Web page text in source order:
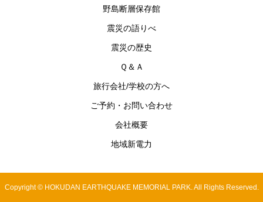
野島断層保存館
震災の語りべ
震災の歴史
Ｑ＆Ａ
旅行会社/学校の方へ
ご予約・お問い合わせ
会社概要
地域新電力
Copyright © HOKUDAN EARTHQUAKE MEMORIAL PARK. All Rights Reserved.